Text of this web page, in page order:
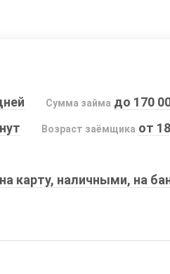
Сумма займа до 170
Возраст заёмщика от
на карту, наличными, на